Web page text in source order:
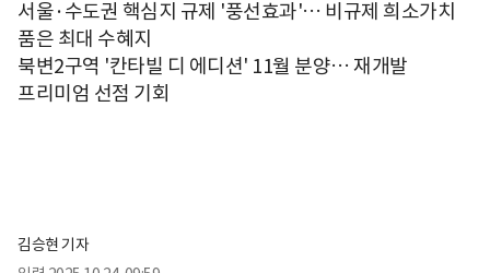
서울·수도권 핵심지 규제 '풍선효과'… 비규제 희소가치
품은 최대 수혜지
북변2구역 '칸타빌 디 에디션' 11월 분양… 재개발
프리미엄 선점 기회
김승현 기자